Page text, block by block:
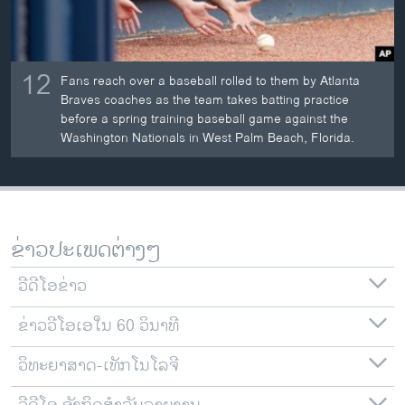
12 Fans reach over a baseball rolled to them by Atlanta
Braves coaches as the team takes batting practice
before a spring training baseball game against the
Washington Nationals in West Palm Beach, Florida.
ຂ່າວປະເພດຕ່າງໆ
ວີດີໂອຂ່າວ
ຂ່າວວີໂອເອໃນ 60 ວິນາທີ
ວິທະຍາສາດ-ເທັກໂນໂລຈີ